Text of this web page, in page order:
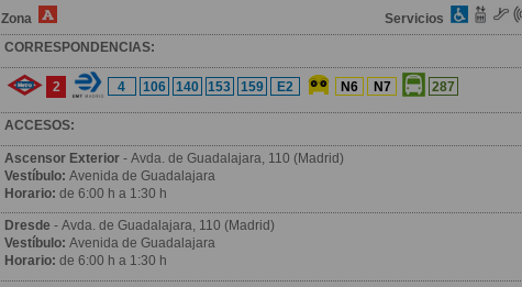
Zona
Servicios
CORRESPONDENCIAS:
2 4 106 140 153 159 E2 N6 N7 287
ACCESOS:
Ascensor Exterior - Avda. de Guadalajara, 110 (Madrid)
Vestíbulo: Avenida de Guadalajara
Horario: de 6:00 h a 1:30 h
Dresde - Avda. de Guadalajara, 110 (Madrid)
Vestíbulo: Avenida de Guadalajara
Horario: de 6:00 h a 1:30 h